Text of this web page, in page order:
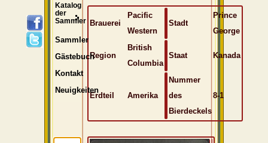
Brauerei
Pacific
Western
Stadt
Prince
George
Region
British
Columbia
Staat Kanada
Erdteil Amerika
Nummer
des
Bierdeckels
8-1
Katalog
der
Sammler
Sammler
Gästebuch
Kontakt
Neuigkeiten